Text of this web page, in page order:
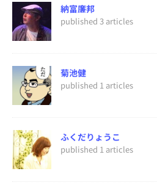
納富廉邦
published 3 articles
菊池健
published 1 articles
ふくだりょうこ
published 1 articles